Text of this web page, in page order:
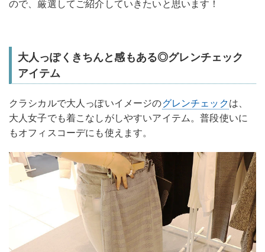
ので、厳選してご紹介していきたいと思います！
大人っぽくきちんと感もある◎グレンチェック
アイテム
クラシカルで大人っぽいイメージのグレンチェックは、
大人女子でも着こなしがしやすいアイテム。普段使いに
もオフィスコーデにも使えます。